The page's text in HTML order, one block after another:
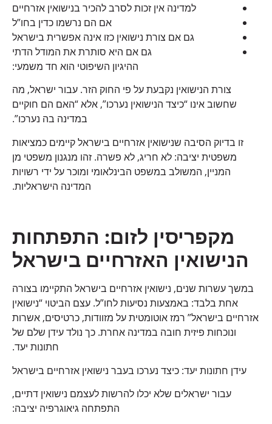
למדינה אין זכות לסרב להכיר בנישואין אזרחיים
אם הם נרשמו כדין בחו”ל
גם אם צורת נישואין כזו אינה אפשרית בישראל
גם אם היא סותרת את המודל הדתי
ההיגיון השיפוטי הוא חד משמעי:
צורת הנישואין נקבעת על פי החוק הזר. עבור ישראל, מה
שחשוב אינו “כיצד הנישואין נערכו”, אלא “האם הם חוקיים
במדינה בה נערכו”.
זו בדיוק הסיבה שנישואין אזרחיים בישראל קיימים כמציאות
משפטית יציבה: לא חריג, לא פשרה. זהו מנגנון משפטי מן
המניין, המשולב במשפט הבינלאומי ומוכר על ידי רשויות
המדינה הישראליות.
מקפריסין לזום: התפתחות
הנישואין האזרחיים בישראל
במשך עשרות שנים, נישואין אזרחיים בישראל התקיימו בצורה
אחת בלבד: באמצעות נסיעות לחו”ל. עצם הביטוי “נישואין
אזרחיים בישראל” רמז אוטומטית על מזוודות, כרטיסים, אשרות
ונוכחות פיזית חובה במדינה אחרת. כך נולד עידן שלם של
חתונות יעד.
עידן חתונות יעד: כיצד נערכו בעבר נישואין אזרחיים בישראל
עבור ישראלים שלא יכלו להרשות לעצמם נישואין דתיים,
התפתחה גיאוגרפיה יציבה: